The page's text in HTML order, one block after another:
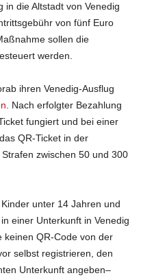
in die Altstadt von Venedig
von fünf Euro
sollen die
werden.
ihren Venedig-Ausflug
. Nach erfolgter Bezahlung
fungiert und bei einer
QR-Ticket in der
zwischen 50 und 300
unter 14 Jahren und
einer Unterkunft in Venedig
keinen QR-Code von der
selbst registrieren, den
Unterkunft angeben–